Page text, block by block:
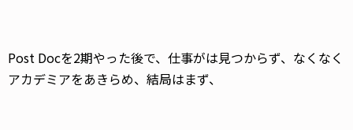
Post Docを2期やった後で、仕事がは見つからず、なくなく
アカデミアをあきらめ、結局はまず、